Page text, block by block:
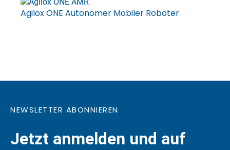
Agilox ONE Autonomer Mobiler Roboter
NEWSLETTER ABONNIEREN
Jetzt anmelden und auf